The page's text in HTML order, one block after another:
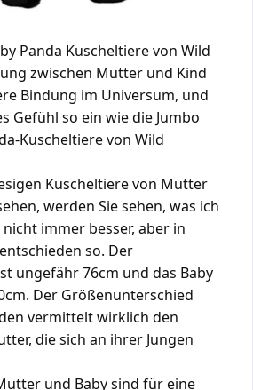
Panda Kuscheltiere von Wild
zwischen Mutter und Kind
Bindung im Universum, und
Gefühl so ein wie die Jumbo
Kuscheltiere von Wild
Kuscheltiere von Mutter
werden Sie sehen, was ich
immer besser, aber in
so. Der
ungefähr 76cm und das Baby
Der Größenunterschied
vermittelt wirklich den
die sich an ihrer Jungen
und Baby sind für eine